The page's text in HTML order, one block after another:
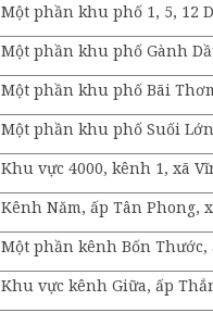
Một phần khu phố 1, 5, 12
Một phần khu phố Gành
Một phần khu phố Bãi
Một phần khu phố Suối
Khu vực 4000, kênh 1, xã
Kênh Năm, ấp Tân Phong,
Một phần kênh Bốn
Khu vực kênh Giữa, ấp